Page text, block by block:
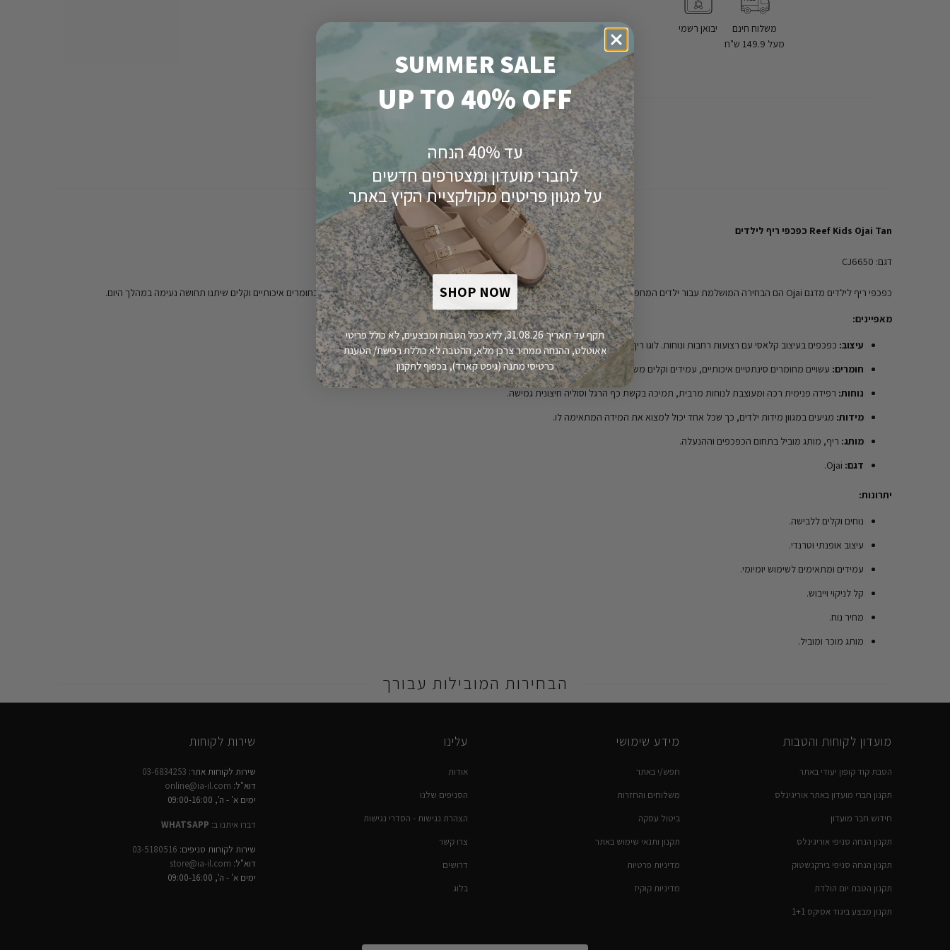
משלוח חינם
מעל 149.9 ש"ח
יבואן רשמי
פירוט מוצר
Reef Kids Ojai Tan כפכפי ריף לילדים
דגם: CJ6650
כפכפי ריף לילדים מדגם Ojai הם הבחירה המושלמת עבור ילדים המחפשים נוחות וסגנון בקיץ. הכפכפים מעוצבים במיוחד עבור כפות רגליים קטנות, תוך שימוש בחומרים איכותיים וקלים שיתנו תחושה נעימה במהלך היום.
מאפיינים:
עיצוב: כפכפים בעיצוב קלאסי עם רצועות רחבות ונוחות. לוגו ריף בולט על הרצועה.
חומרים: עשויים מחומרים סינתטיים איכותיים, עמידים וקלים משקל.
נוחות: רפידה פנימית רכה ומעוצבת לנוחות מרבית, תמיכה בקשת כף הרגל וסוליה חיצונית גמישה.
מידות: מגיעים במגוון מידות ילדים, כך שכל אחד יכול למצוא את המידה המתאימה לו.
מותג: ריף, מותג מוביל בתחום הכפכפים וההנעלה.
דגם:
יתרונות:
נוחים וקלים ללבישה.
עיצוב אופנתי וטרנדי.
עמידים ומתאימים לשימוש יומיומי.
קל לניקוי וייבוש.
מחיר נוח.
מותג מוכר ומוביל.
הבחירות המובילות עבורך
מועדון לקוחות והטבות
הטבת קוד קופון יעודי באתר
תקנון חברי מועדון באתר אוריגינלס
חידוש חבר מועדון
תקנון הנחה סניפי אוריגינלס
תקנון הנחה סניפי בירקנשטוק
תקנון הטבת יום הולדת
תקנון מבצע ביגוד אסיקס 1+1
מידע שימושי
חפש/י באתר
משלוחים והחזרות
ביטול עסקה
תקנון ותנאי שימוש באתר
מדיניות פרטיות
מדיניות קוקיז
עלינו
אודות
הסניפים שלנו
הצהרת נגישות - הסדרי נגישות
צרו קשר
דרושים
בלוג
שירות לקוחות
שירות לקוחות אתר: 03-6834253
דוא"ל: online@ia-il.com
ימים א' - ה', 09:00-16:00
דברו איתנו ב: WHATSAPP
שירות לקוחות סניפים: 03-5180516
דוא"ל: store@ia-il.com
ימים א' - ה', 09:00-16:00
SUMMER SALE
UP TO 40% OFF
עד 40% הנחה
לחברי מועדון ומצטרפים חדשים
על מגוון פריטים מקולקציית הקיץ באתר
SHOP NOW
תקף עד תאריך 31.08.26, ללא כפל הטבות ומבצעים, לא כולל פריטי
אאוטלט, ההנחה ממחיר צרכן מלא, ההטבה לא כוללת רכישת/ הטענת
כרטיסי מתנה (גיפט קארד), בכפוף לתקנון